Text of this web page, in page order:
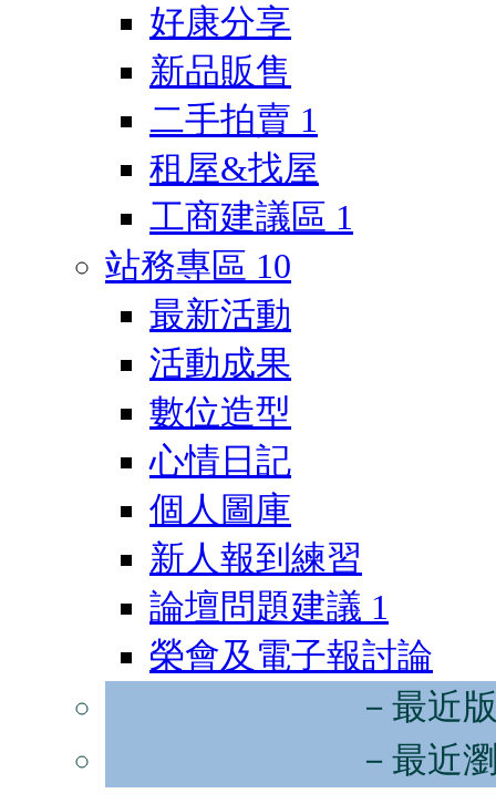
好康分享
新品販售
二手拍賣 1
租屋&找屋
工商建議區 1
站務專區 10
最新活動
活動成果
數位造型
心情日記
個人圖庫
新人報到練習
論壇問題建議 1
榮會及電子報討論
－最近
－最近